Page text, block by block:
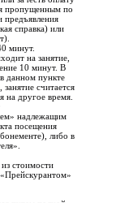
пропущенным по
предъявления
справка) или
минут.
на занятие,
10 минут. В
данном пункте
считается
на другое время.
надлежащим
посещения
либо в
стоимости